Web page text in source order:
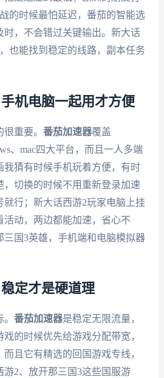
的时候最怕延迟，番茄的智能选
时，不会错过关键输出。新大话
也能找到稳定的线路，副本任务
机电脑一起用才方便
重要。 番茄加速器覆盖
、mac四大平台，而且一人多端
我猜有时候手机玩着方便，有时
，切换的时候不用重新登录加速
就行；新大话西游2玩家电脑上挂
活动，两边都能加速，省心不
三国3英雄，手机端和电脑模拟器
定才是硬道理
番茄加速器是稳定无限流量，
的时候优先给游戏分配带宽，
且它有精选的回国游戏专线，
2、放开那三国3这些国服游